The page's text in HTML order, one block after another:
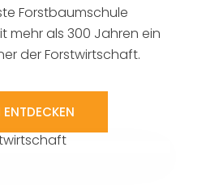
Forstbaumschule
mehr als 300 Jahren ein
der Forstwirtschaft.
ENTDECKEN